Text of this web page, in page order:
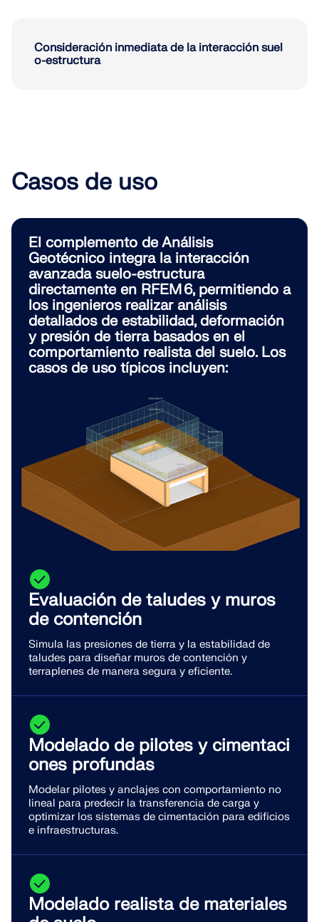
El servicio en línea de Dlubal proporciona mapas de
de cargas de nieve, velocidades del viento y datos
ZONAS DE CARGA
Productos anteriores
Consideración inmediata de la interacción suel
o-estructura
Casos de uso
El complemento de Análisis
Geotécnico integra la interacción
avanzada suelo-estructura
directamente en RFEM 6, permitiendo a
los ingenieros realizar análisis
detallados de estabilidad, deformación
y presión de tierra basados en el
comportamiento realista del suelo. Los
casos de uso típicos incluyen:
Evaluación de taludes y muros
de contención
Simula las presiones de tierra y la estabilidad de
taludes para diseñar muros de contención y
terraplenes de manera segura y eficiente.
Modelado de pilotes y cimentaci
ones profundas
Modelar pilotes y anclajes con comportamiento no
lineal para predecir la transferencia de carga y
optimizar los sistemas de cimentación para edificios
e infraestructuras.
Modelado realista de materiales